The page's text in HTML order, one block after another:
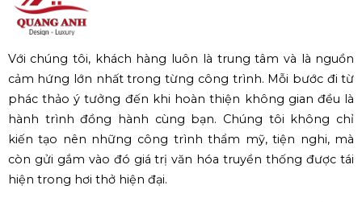
Với chúng tôi, khách hàng luôn là trung tâm và là nguồn
cảm hứng lớn nhất trong từng công trình. Mỗi bước đi từ
phác thảo ý tưởng đến khi hoàn thiện không gian đều là
hành trình đồng hành cùng bạn. Chúng tôi không chỉ
kiến tạo nên những công trình thẩm mỹ, tiện nghi, mà
còn gửi gắm vào đó giá trị văn hóa truyền thống được tái
hiện trong hơi thở hiện đại.